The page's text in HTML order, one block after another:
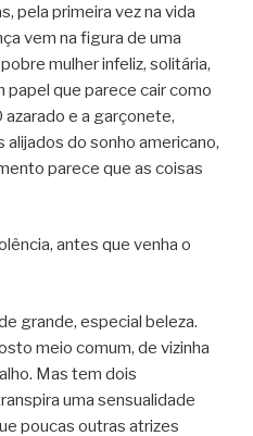
pela primeira vez na vida
vem na figura de uma
mulher infeliz, solitária,
papel que parece cair como
azarado e a garçonete,
do sonho americano,
parece que as coisas
antes que venha o
grande, especial beleza.
meio comum, de vizinha
Mas tem dois
uma sensualidade
poucas outras atrizes